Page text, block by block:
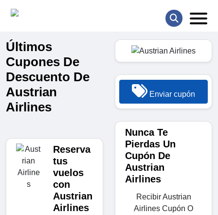
Últimos
Cupones De
Descuento De
Austrian
Airlines
Reserva
tus
vuelos
con
Austrian
Airlines
Enviar cupón
Nunca Te
Pierdas Un
Cupón De
Austrian
Airlines
Recibir Austrian
Airlines Cupón O